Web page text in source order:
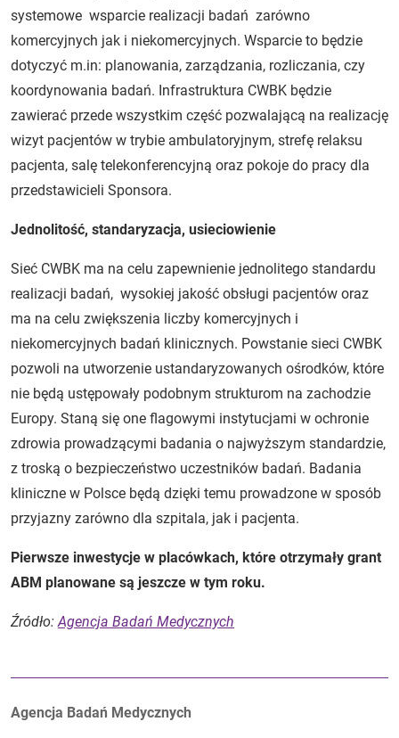
systemowe wsparcie realizacji badań zarówno
komercyjnych jak i niekomercyjnych. Wsparcie to będzie
dotyczyć m.in: planowania, zarządzania, rozliczania, czy
koordynowania badań. Infrastruktura CWBK będzie
zawierać przede wszystkim część pozwalającą na realizację
wizyt pacjentów w trybie ambulatoryjnym, strefę relaksu
pacjenta, salę telekonferencyjną oraz pokoje do pracy dla
przedstawicieli Sponsora.
Jednolitość, standaryzacja, usieciowienie
Sieć CWBK ma na celu zapewnienie jednolitego standardu
realizacji badań, wysokiej jakość obsługi pacjentów oraz
ma na celu zwiększenia liczby komercyjnych i
niekomercyjnych badań klinicznych. Powstanie sieci CWBK
pozwoli na utworzenie ustandaryzowanych ośrodków, które
nie będą ustępowały podobnym strukturom na zachodzie
Europy. Staną się one flagowymi instytucjami w ochronie
zdrowia prowadzącymi badania o najwyższym standardzie,
z troską o bezpieczeństwo uczestników badań. Badania
kliniczne w Polsce będą dzięki temu prowadzone w sposób
przyjazny zarówno dla szpitala, jak i pacjenta.
Pierwsze inwestycje w placówkach, które otrzymały grant
ABM planowane są jeszcze w tym roku.
Źródło: Agencja Badań Medycznych
Autorzy:
Agencja Badań Medycznych